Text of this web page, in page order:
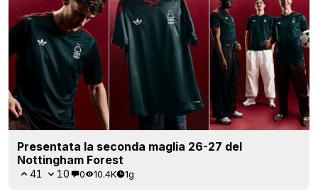
Presentata la seconda maglia 26-27 del
Nottingham Forest
41 10 0 10.4K 1g